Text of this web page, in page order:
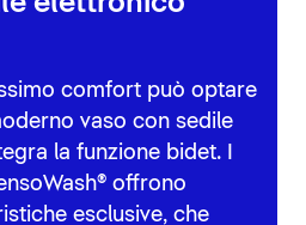
comfort può optare
vaso con sedile
la funzione bidet. I
offrono
esclusive, che